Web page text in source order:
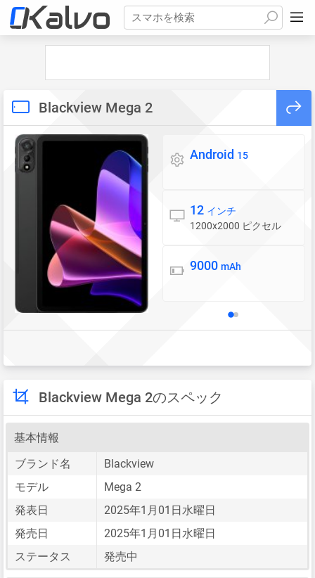
スマホを検索
Blackview Mega 2
OS
Android 15
ディスプレイ
12 インチ
1200x2000 ピクセル
バッテリー
9000 mAh
Blackview Mega 2のスペック
基本情報
ブランド名
Blackview
モデル
Mega 2
発表日
2025年1月01日水曜日
発売日
2025年1月01日水曜日
ステータス
発売中